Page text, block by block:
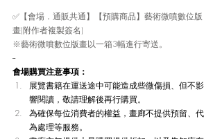
✅【會場．通販共通】【預購商品】藝術微噴數位版
畫(附作者複製簽名)
※藝術微噴數位版畫以一箱3幅進行寄送。
--
會場購買注意事項：
展覽書籍在運送途中可能造成些微傷損、但不影
響閱讀，敬請理解後再行購買。
為確保每位消費者的權益，畫廊不提供預留、代
為處理等服務。